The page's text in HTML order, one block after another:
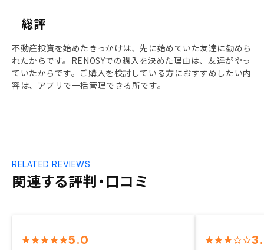
総評
不動産投資を始めたきっかけは、先に始めていた友達に勧めら
れたからです。RENOSYでの購入を決めた理由は、友達がやっ
ていたからです。ご購入を検討している方におすすめしたい内
容は、アプリで一括管理できる所です。
関連する評判・口コミ
RELATED REVIEWS
5.0